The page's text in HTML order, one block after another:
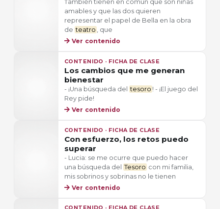
También tienen en común que son niñas
amables y que las dos quieren
representar el papel de Bella en la obra
de teatro , que
Ver contenido
CONTENIDO · FICHA DE CLASE
Los cambios que me generan
bienestar
- ¡Una búsqueda del tesoro ! - ¡El juego del
Rey pide!
Ver contenido
CONTENIDO · FICHA DE CLASE
Con esfuerzo, los retos puedo
superar
- Lucia: se me ocurre que puedo hacer
una búsqueda del Tesoro con mi familia,
mis sobrinos y sobrinas no le tienen
Ver contenido